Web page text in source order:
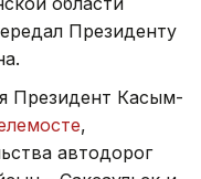
Президенту
Президент Касым-
,
автодорог